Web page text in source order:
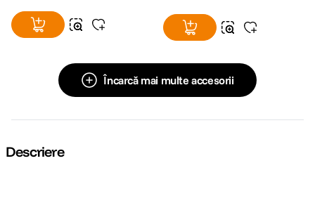
Încarcă mai multe accesorii
Descriere